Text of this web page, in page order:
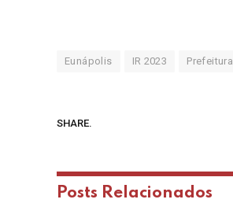
Eunápolis IR 2023 Prefeitura
SHARE.
Posts Relacionados